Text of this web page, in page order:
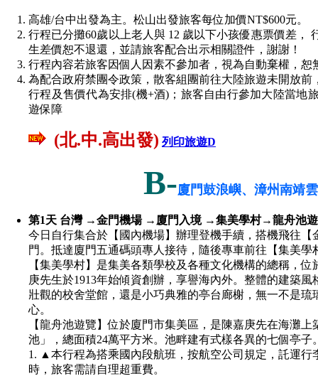
高雄/台中出發為主。松山出發旅客每位加價NT$600元。
行程已分攤60歲以上老人與 12 歲以下小孩優惠票價差
生差價恕不退還，並請旅客配合出示相關證件，謝謝！
行程內容若旅客因個人因素不參加者，視為自動棄權，
為配合政府禁團令政策，散客組團前往大陸旅遊未開放
行程及售價代為安排(機+酒)；旅客自由行參加大陸當地
遊保障
(北.中.高出發) 列印旅遊D
B-廈門鼓浪嶼、漳州南靖
第1天 台灣 →金門機場 →廈門入境 →集美學村→龍舟池
今日自行集合於【國內機場】辦理登機手續，搭機飛往
門。抵達廈門五通碼頭專人接待，隨後專車前往【集美學
【集美學村】是集美各類學校及各種文化機構的總稱，
庚先生於1913年始傾資創辦，享譽海內外。整體的建築
壯觀的校舍堂館，還是小巧典雅的亭台廊榭，無一不是
心。
【龍舟池遊覽】位於廈門市集美區，是陳嘉庚先在海灘
池」，總面積24萬平方米。池畔建有式樣各異的七個亭子
1. ▲本行程為搭乘國內段航班，按航空公司規定，託運
時，旅客需請自理超重費。